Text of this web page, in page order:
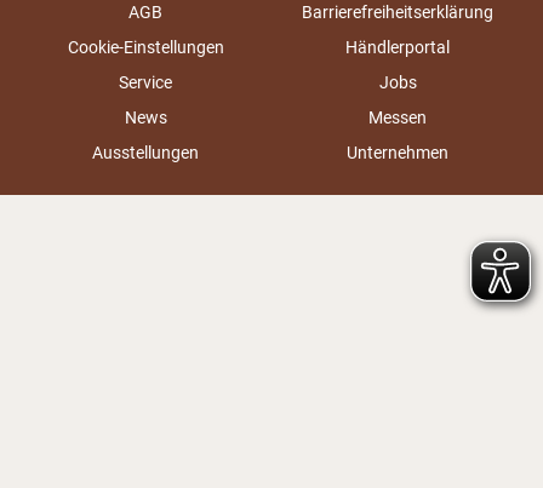
AGB
Barrierefreiheitserklärung
Cookie-Einstellungen
Händlerportal
Service
Jobs
News
Messen
Ausstellungen
Unternehmen